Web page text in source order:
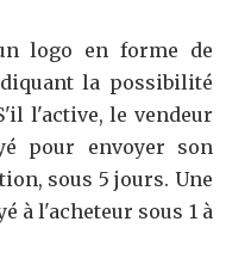
logo en forme de
la possibilité
l'active, le vendeur
pour envoyer son
sous 5 jours. Une
à l'acheteur sous 1 à